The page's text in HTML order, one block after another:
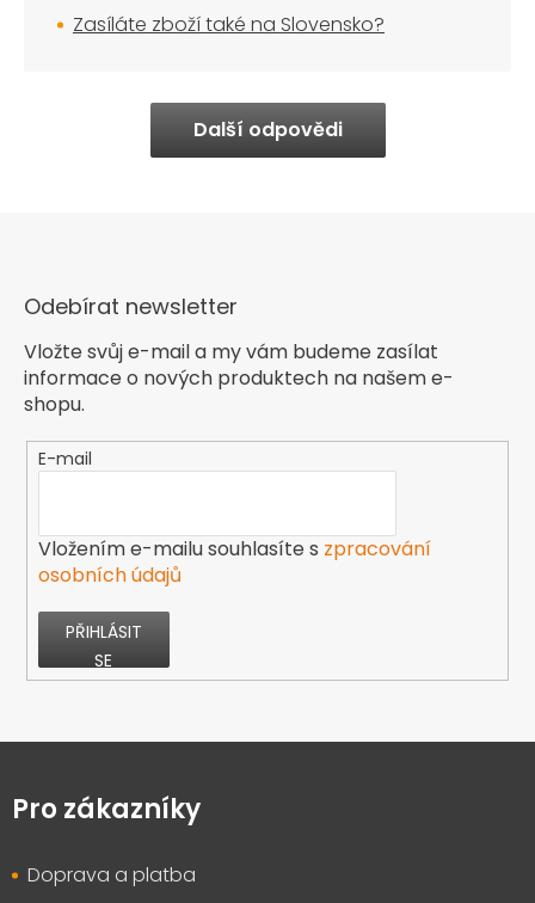
Zasíláte zboží také na Slovensko?
Další odpovědi
Odebírat newsletter
Vložte svůj e-mail a my vám budeme zasílat
informace o nových produktech na našem e-
shopu.
E-mail
Vložením e-mailu souhlasíte s zpracování
osobních údajů
PŘIHLÁSIT
SE
pPro zákazníky
Doprava a platba